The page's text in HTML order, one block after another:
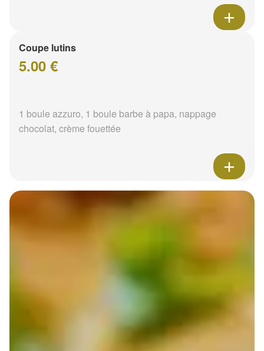
Coupe lutins
5.00 €
1 boule azzuro, 1 boule barbe à papa, nappage
chocolat, crème fouettée